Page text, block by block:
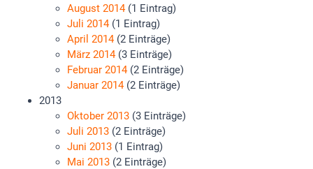
August 2014(1 Eintrag)
Juli 2014(1 Eintrag)
April 2014(2 Einträge)
März 2014(3 Einträge)
Februar 2014(2 Einträge)
Januar 2014(2 Einträge)
2013
Oktober 2013 (3 Einträge)
Juli 2013 (2 Einträge)
Juni 2013 (1 Eintrag)
Mai 2013 (2 Einträge)